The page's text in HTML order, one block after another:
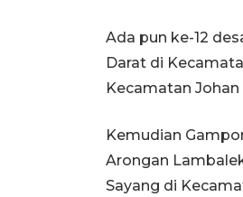
Ada pun ke-12
Darat di
Kecamatan Johan
Kemudian
Arongan
Sayang di